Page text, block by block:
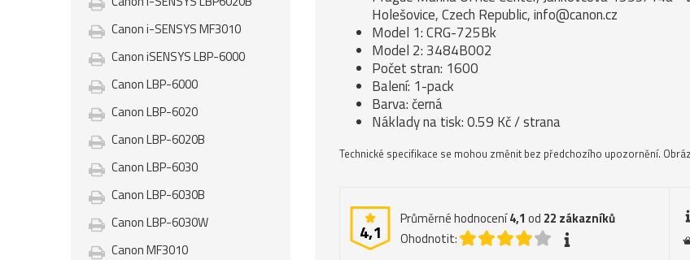
Canon i-SENSYS MF3010
Canon iSENSYS LBP-6000
Canon LBP-6000
Canon LBP-6020
Canon LBP-6020B
Canon LBP-6030
Canon LBP-6030B
Canon LBP-6030W
Canon MF3010
Holešovice, Czech Republic, info@canon.cz
Model 1: CRG-725Bk
Model 2: 3484B002
Počet stran: 1600
Balení: 1-pack
Barva: černá
Náklady na tisk: 0.59 Kč / strana
Technické specifikace se mohou změnit bez předchozího upozornění.
4,1
Průměrné hodnocení4,1 od 22 zákazníků
Ohodnotit: